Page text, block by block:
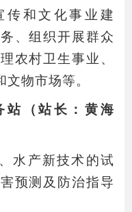
传和文化事业建
、组织开展群众
农村卫生事业、
物市场等。
站（站长：黄海
水产新技术的试
预测及防治指导